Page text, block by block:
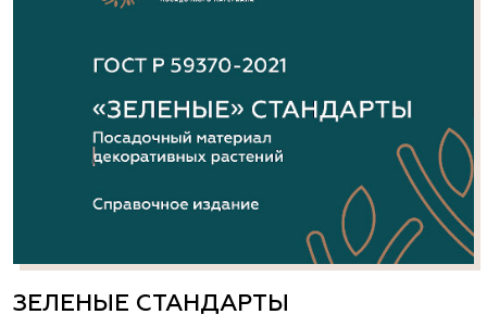
ЗЕЛЕНЫЕ СТАНДАРТЫ